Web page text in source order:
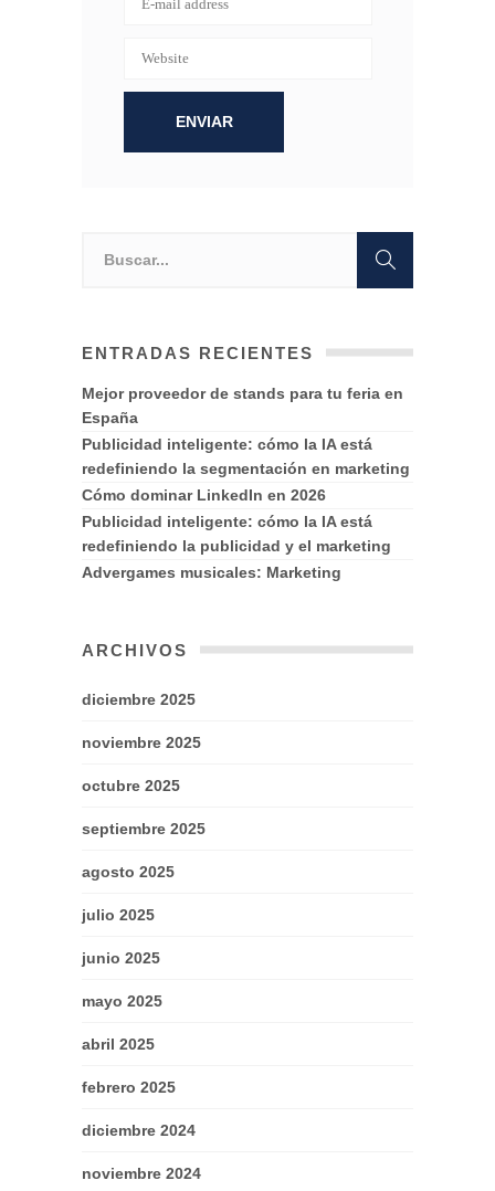
ENTRADAS RECIENTES
Mejor proveedor de stands para tu feria en
España
Publicidad inteligente: cómo la IA está
redefiniendo la segmentación en marketing
Cómo dominar LinkedIn en 2026
Publicidad inteligente: cómo la IA está
redefiniendo la publicidad y el marketing
Advergames musicales: Marketing
ARCHIVOS
diciembre 2025
noviembre 2025
octubre 2025
septiembre 2025
agosto 2025
julio 2025
junio 2025
mayo 2025
abril 2025
febrero 2025
diciembre 2024
noviembre 2024